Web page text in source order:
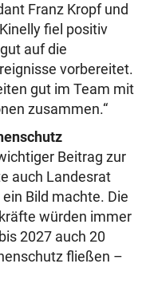
Franz Kropf und
fiel positiv
auf die
vorbereitet.
gut im Team mit
zusammen.“
Beitrag zur
auch Landesrat
Bild machte. Die
würden immer
2027 auch 20
fließen –